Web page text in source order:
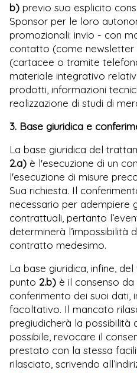
b) previo suo esplicito
Sponsor per le loro
promozionali: invio - con
contatto (come newsletter
(cartacee o tramite
materiale integrativo
prodotti, informazioni
realizzazione di studi di
3. Base giuridica e
La base giuridica del
2.a) è l'esecuzione di un
l'esecuzione di misure
Sua richiesta. Il
necessario per adempiere
contrattuali, pertanto
determinerà l’impossibilità
contratto medesimo.
La base giuridica, infine,
punto 2.b) è il consenso
conferimento dei suoi dati,
facoltativo. Il mancato
pregiudicherà la possibilità
possibile, revocare il
prestato con la stessa
rilasciato, scrivendo